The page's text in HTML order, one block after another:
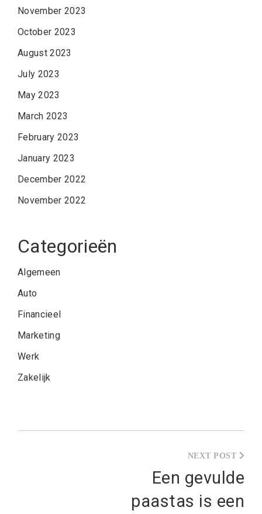
November 2023
October 2023
August 2023
July 2023
May 2023
March 2023
February 2023
January 2023
December 2022
November 2022
Categorieën
Algemeen
Auto
Financieel
Marketing
Werk
Zakelijk
Een gevulde
paastas is een